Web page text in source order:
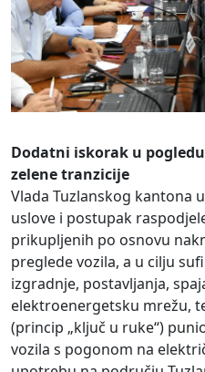
Dodatni iskorak u
zelene tranzicije
Vlada Tuzlanskog kantona
uslove i postupak
prikupljenih po osnovu
preglede vozila, a u cilju
izgradnje, postavljanja,
elektroenergetsku mrežu,
(princip „ključ u ruke“)
vozila s pogonom na